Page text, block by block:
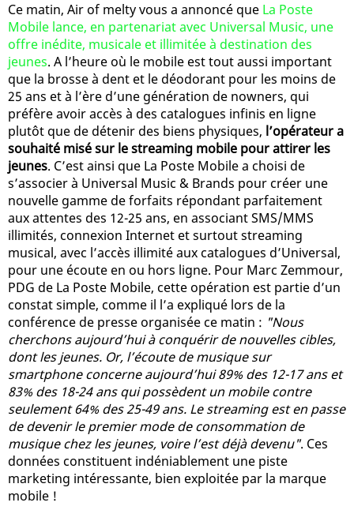
Ce matin, Air of melty vous a annoncé que La Poste
Mobile lance, en partenariat avec Universal Music, une
offre inédite, musicale et illimitée à destination des
jeunes. A l’heure où le mobile est tout aussi important
que la brosse à dent et le déodorant pour les moins de
25 ans et à l’ère d’une génération de nowners, qui
préfère avoir accès à des catalogues infinis en ligne
plutôt que de détenir des biens physiques, l’opérateur a
souhaité misé sur le streaming mobile pour attirer les
jeunes. C’est ainsi que La Poste Mobile a choisi de
s’associer à Universal Music & Brands pour créer une
nouvelle gamme de forfaits répondant parfaitement
aux attentes des 12-25 ans, en associant SMS/MMS
illimités, connexion Internet et surtout streaming
musical, avec l’accès illimité aux catalogues d’Universal,
pour une écoute en ou hors ligne. Pour Marc Zemmour,
PDG de La Poste Mobile, cette opération est partie d’un
constat simple, comme il l’a expliqué lors de la
conférence de presse organisée ce matin : "Nous
cherchons aujourd’hui à conquérir de nouvelles cibles,
dont les jeunes. Or, l’écoute de musique sur
smartphone concerne aujourd’hui 89% des 12-17 ans et
83% des 18-24 ans qui possèdent un mobile contre
seulement 64% des 25-49 ans. Le streaming est en passe
de devenir le premier mode de consommation de
musique chez les jeunes, voire l’est déjà devenu". Ces
données constituent indéniablement une piste
marketing intéressante, bien exploitée par la marque
mobile !